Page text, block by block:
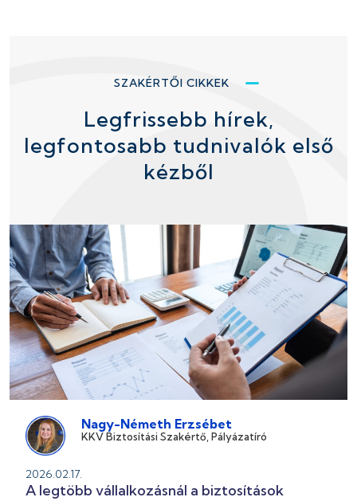
SZAKÉRTŐI CIKKEK
Legfrissebb hírek,
legfontosabb tudnivalók első
kézből
Nagy-Németh Erzsébet
KKV Biztosítási Szakértő, Pályázatíró
2026.02.17.
A legtöbb vállalkozásnál a biztosítások